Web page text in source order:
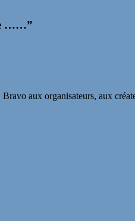
……”
aux organisateurs, aux